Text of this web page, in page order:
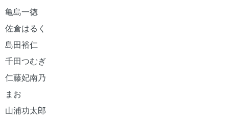
亀島一徳
佐倉はるく
島田裕仁
千田つむぎ
仁藤妃南乃
まお
山浦功太郎